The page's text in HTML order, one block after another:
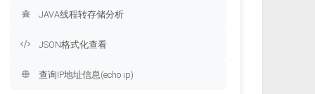
JAVA线程转存储分析
JSON格式化查看
查询IP地址信息(echo ip)